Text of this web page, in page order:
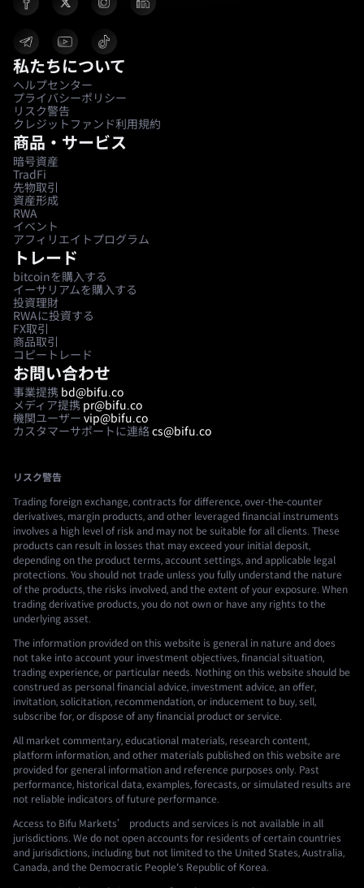
私たちについて
ヘルプセンター
プライバシーポリシー
リスク警告
クレジットファンド利用規約
商品・サービス
暗号資産
TradFi
先物取引
資産形成
RWA
イベント
アフィリエイトプログラム
トレード
bitcoinを購入する
イーサリアムを購入する
投資理財
RWAに投資する
FX取引
商品取引
コピートレード
お問い合わせ
事業提携 bd@bifu.co
メディア提携 pr@bifu.co
機関ユーザー vip@bifu.co
カスタマーサポートに連絡cs@bifu.co
リスク警告
Trading foreign exchange, contracts for difference, over-the-counter
derivatives, margin products, and other leveraged financial instruments
involves a high level of risk and may not be suitable for all clients. These
products can result in losses that may exceed your initial deposit,
depending on the product terms, account settings, and applicable legal
protections. You should not trade unless you fully understand the nature
of the products, the risks involved, and the extent of your exposure. When
trading derivative products, you do not own or have any rights to the
underlying asset.
The information provided on this website is general in nature and does
not take into account your investment objectives, financial situation,
trading experience, or particular needs. Nothing on this website should be
construed as personal financial advice, investment advice, an offer,
invitation, solicitation, recommendation, or inducement to buy, sell,
subscribe for, or dispose of any financial product or service.
All market commentary, educational materials, research content,
platform information, and other materials published on this website are
provided for general information and reference purposes only. Past
performance, historical data, examples, forecasts, or simulated results are
not reliable indicators of future performance.
Access to Bifu Markets’ products and services is not available in all
jurisdictions. We do not open accounts for residents of certain countries
and jurisdictions, including but not limited to the United States, Australia,
Canada, and the Democratic People's Republic of Korea.